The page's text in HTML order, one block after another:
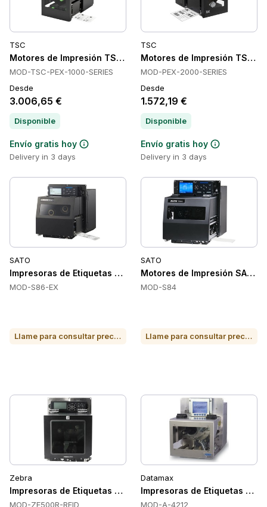
TSC
Motores de Impresión TSC TSC-PEX-1000-SERIES
MOD-TSC-PEX-1000-SERIES
Desde
3.006,65 €
Disponible
Envío gratis hoy
Delivery in 3 days
TSC
Motores de Impresión TSC
MOD-PEX-2000-SERIES
Desde
1.572,19 €
Disponible
Envío gratis hoy
Delivery in 3 days
SATO
Impresoras de Etiquetas SATO S86-ex, Industriales,
MOD-S86-EX
Llame para consultar precio o para comprar
SATO
Motores de Impresión SATO
MOD-S84
Llame para consultar precio o para comprar
Zebra
Impresoras de Etiquetas Zebra ZE500R-RFID, RFID, 4 in,
MOD-ZE500R-RFID
Datamax
Impresoras de Etiquetas
MOD-A-4212